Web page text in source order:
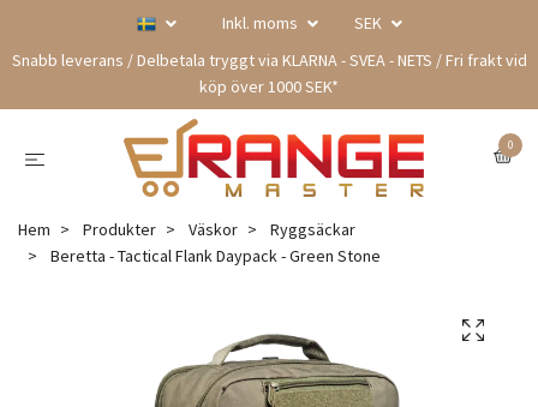
Inkl. moms
SEK
Snabb leverans / Delbetala tryggt via KLARNA - SVEA - NETS / Fri frakt vid
köp över 1000 SEK*
0
Hem Produkter Väskor
Ryggsäckar
Beretta - Tactical Flank Daypack - Green Stone